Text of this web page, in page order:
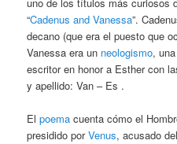
“Cadenus and Vanessa”.
decano (que era el puesto que
Vanessa era un neologismo,
escritor en honor a Esther con
y apellido: Van – Es .
Elpoema cuenta cómo el
presidido porVenus, acusado